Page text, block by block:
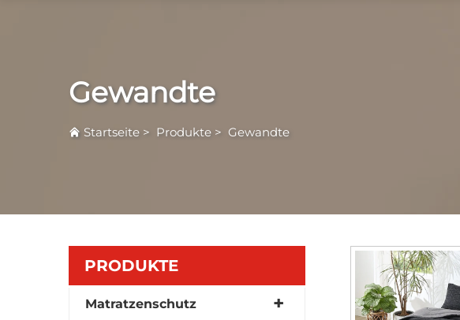
Gewandte
Startseite > Produkte > Gewandte
PRODUKTE
Matratzenschutz